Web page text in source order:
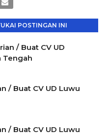
POSTINGAN INI
/ Buat CV UD
Tengah
/ Buat CV UD Luwu
/ Buat CV UD Luwu